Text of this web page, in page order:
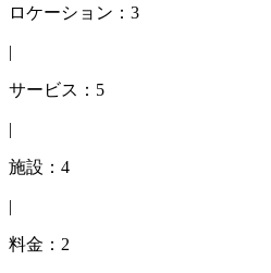
ロケーション：3
|
サービス：5
|
施設：4
|
料金：2